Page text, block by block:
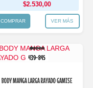
$2.530,00
COMPRAR VER MÁS
439-845
BODY MANGA LARGA RAYADO GAMISE